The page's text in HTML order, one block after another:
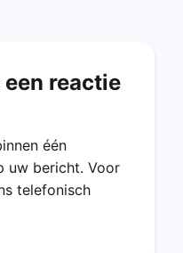
reactie
één
uw bericht. Voor
telefonisch